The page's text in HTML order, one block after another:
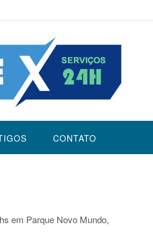
CONTATO
em Parque Novo Mundo,